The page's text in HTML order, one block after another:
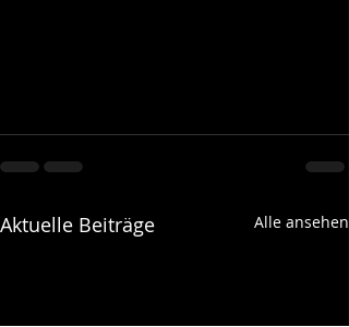
Aktuelle Beiträge Alle ansehen